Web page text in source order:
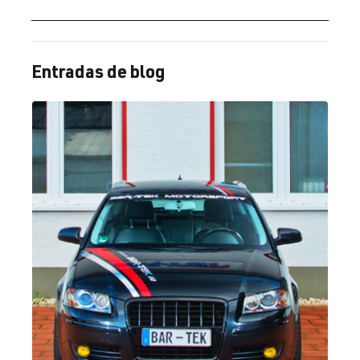
BJ 2005-2010
BWA| 200 CV
Polo
Año 2009-
2014
2.0 TFSI
(EA113)
CDLJ| 220 CV
(162 kW)
Scirocco
III (Tipo 13) |
Año de
fabricación
2008-2017
2.0 TFSI
(EA113)
CDLA| 265
CV (195 kW)
Entradas de blog